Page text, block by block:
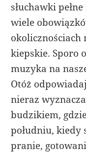
słuchawki
wiele
okolicznościach
kiepskie. Sporo
muzyka na
Otóż
nieraz
budzikiem,
południu, kiedy
pranie,